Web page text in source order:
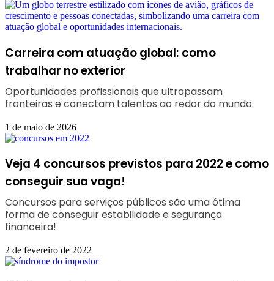
Carreira com atuação global: como
trabalhar no exterior
Oportunidades profissionais que ultrapassam
fronteiras e conectam talentos ao redor do mundo.
1 de maio de 2026
Veja 4 concursos previstos para 2022 e como
conseguir sua vaga!
Concursos para serviços públicos são uma ótima
forma de conseguir estabilidade e segurança
financeira!
2 de fevereiro de 2022